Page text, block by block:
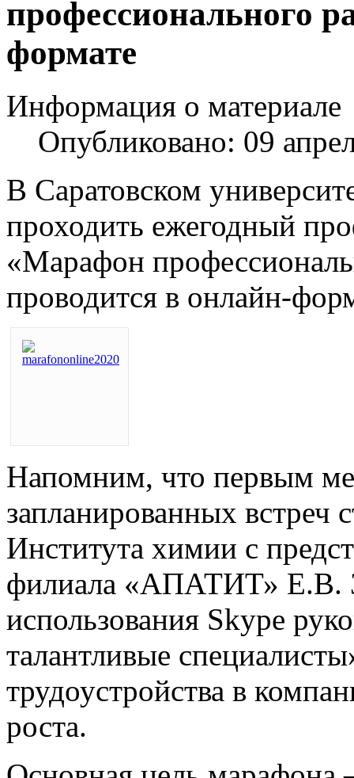
профессионального
формате
Информация о материале
Опубликовано: 09
В Саратовском
проходить ежегодный
«Марафон
проводится в онлайн-
Напомним, что первым
запланированных встреч
Института химии с
филиала «АПАТИТ» Е.В.
использования Skype
талантливые
трудоустройства в
роста.